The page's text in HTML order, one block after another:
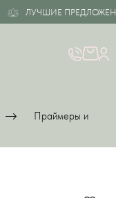
ЛУЧШИЕ
Праймеры и